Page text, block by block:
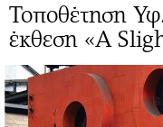
Τοποθέτηση
έκθεση «A